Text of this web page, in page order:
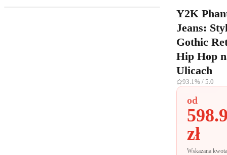
Y2K
Jeans:
Gothic
Hip Hop
Ulicach
93.1% / 5.0
od
zł
Wskazana kwota